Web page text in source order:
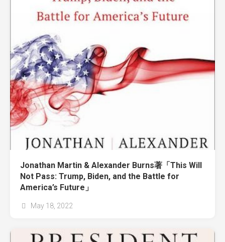
Jonathan Martin & Alexander Burns著「This Will
Not Pass: Trump, Biden, and the Battle for
America’s Future」
May 18, 2022